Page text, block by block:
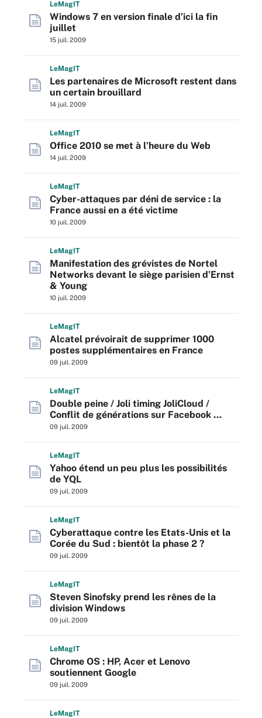
LeMagIT
Windows 7 en version finale d’ici la fin
juillet
15 juil. 2009
LeMagIT
Les partenaires de Microsoft restent dans
un certain brouillard
14 juil. 2009
LeMagIT
Office 2010 se met à l’heure du Web
14 juil. 2009
LeMagIT
Cyber-attaques par déni de service : la
France aussi en a été victime
10 juil. 2009
LeMagIT
Manifestation des grévistes de Nortel
Networks devant le siège parisien d’Ernst
& Young
10 juil. 2009
LeMagIT
Alcatel prévoirait de supprimer 1000
postes supplémentaires en France
09 juil. 2009
LeMagIT
Double peine / Joli timing JoliCloud /
Conflit de générations sur Facebook …
09 juil. 2009
LeMagIT
Yahoo étend un peu plus les possibilités
de YQL
09 juil. 2009
LeMagIT
Cyberattaque contre les Etats-Unis et la
Corée du Sud : bientôt la phase 2 ?
09 juil. 2009
LeMagIT
Steven Sinofsky prend les rênes de la
division Windows
09 juil. 2009
LeMagIT
Chrome OS : HP, Acer et Lenovo
soutiennent Google
09 juil. 2009
LeMagIT